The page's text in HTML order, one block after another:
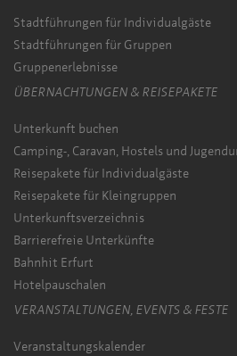
Stadtführungen für Individualgäste
Stadtführungen für Gruppen
Gruppenerlebnisse
ÜBERNACHTUNGEN & REISEPAKETE
Unterkunft buchen
Camping-, Caravan, Hostels und
Reisepakete für Individualgäste
Reisepakete für Kleingruppen
Unterkunftsverzeichnis
Barrierefreie Unterkünfte
Bahnhit Erfurt
Hotelpauschalen
VERANSTALTUNGEN, EVENTS & FESTE
Veranstaltungskalender